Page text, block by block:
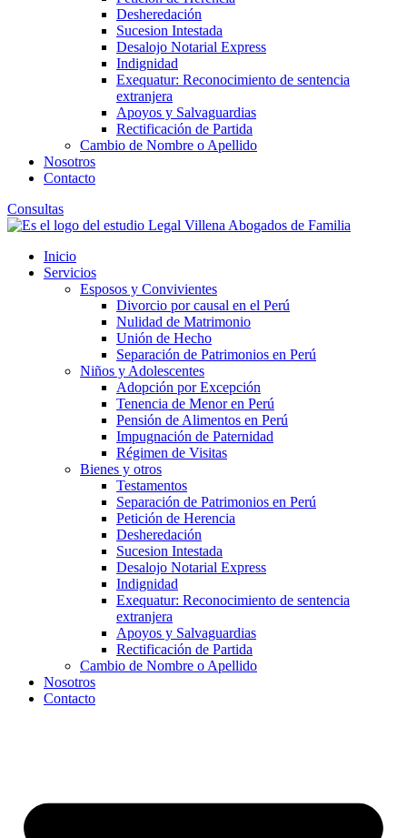
Desheredación
Sucesion Intestada
Desalojo Notarial Express
Indignidad
Exequatur: Reconocimiento de sentencia
extranjera
Apoyos y Salvaguardias
Rectificación de Partida
Cambio de Nombre o Apellido
Nosotros
Contacto
Consultas
Inicio
Servicios
Esposos y Convivientes
Divorcio por causal en el Perú
Nulidad de Matrimonio
Unión de Hecho
Separación de Patrimonios en Perú
Niños y Adolescentes
Adopción por Excepción
Tenencia de Menor en Perú
Pensión de Alimentos en Perú
Impugnación de Paternidad
Régimen de Visitas
Bienes y otros
Testamentos
Separación de Patrimonios en Perú
Petición de Herencia
Desheredación
Sucesion Intestada
Desalojo Notarial Express
Indignidad
Exequatur: Reconocimiento de sentencia
extranjera
Apoyos y Salvaguardias
Rectificación de Partida
Cambio de Nombre o Apellido
Nosotros
Contacto